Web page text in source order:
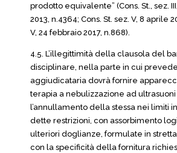
prodotto equivalente” (Cons. St., sez.
2013, n.4364; Cons. St. sez. V, 8 aprile
V, 24 febbraio 2017, n.868).
4.5. L’illegittimità della clausola del
disciplinare, nella parte in cui
aggiudicataria dovrà fornire
terapia a nebulizzazione ad
l’annullamento della stessa nei limiti
dette restrizioni, con assorbimento
ulteriori doglianze, formulate in
con la specificità della fornitura